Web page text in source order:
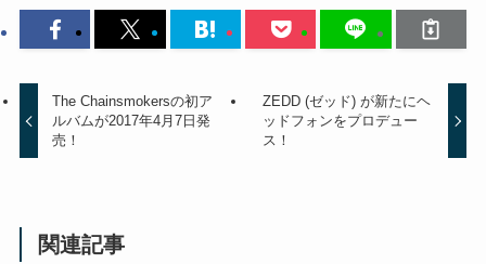
The Chainsmokersの初ア
ルバムが2017年4月7日発
売！
ZEDD (ゼッド) が新たにヘ
ッドフォンをプロデュー
ス！
関連記事